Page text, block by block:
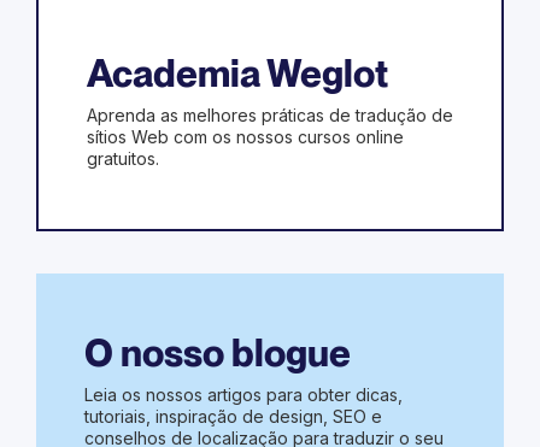
Academia Weglot
Aprenda as melhores práticas de tradução de
sítios Web com os nossos cursos online
gratuitos.
O nosso blogue
Leia os nossos artigos para obter dicas,
tutoriais, inspiração de design, SEO e
conselhos de localização para traduzir o seu